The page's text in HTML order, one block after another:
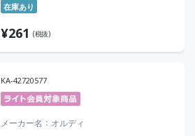
在庫あり
¥261 (税抜)
KA-42720577
メーカー名 オルディ